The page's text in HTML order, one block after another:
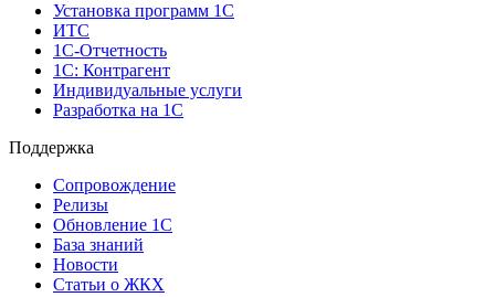
Установка программ 1С
ИТС
1С-Отчетность
1С: Контрагент
Индивидуальные услуги
Разработка на 1С
Поддержка
Сопровождение
Релизы
Обновление 1С
База знаний
Новости
Статьи о ЖКХ